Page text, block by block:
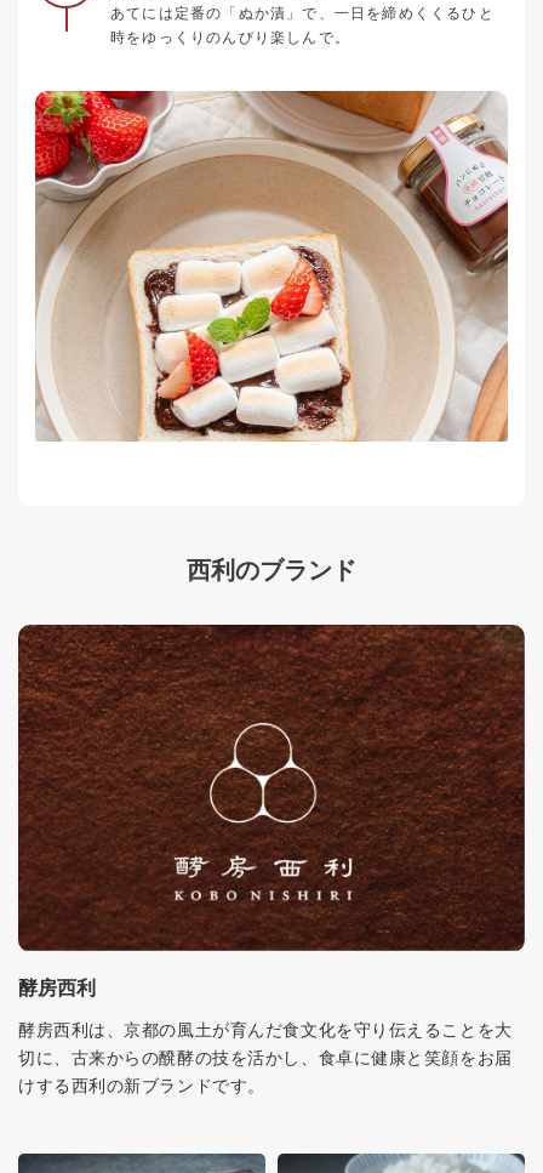
あてには定番の「ぬか漬」で、一日を締めくくるひと
時をゆっくりのんびり楽しんで。
西利のブランド
酵房西利
酵房西利は、京都の風土が育んだ食文化を守り伝えることを大
切に、古来からの醗酵の技を活かし、食卓に健康と笑顔をお届
けする西利の新ブランドです。